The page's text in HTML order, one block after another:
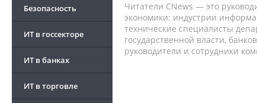
Безопасность
ИТ в госсекторе
ИТ в банках
ИТ в торговле
Читатели CNews — это
экономики: индустрии
технические специалисты
государственной власти,
руководители и сотрудники